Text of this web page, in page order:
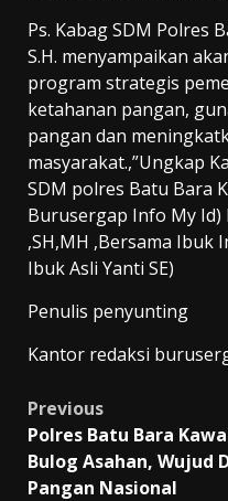
Ps. Kabag SDM Polres
S.H. menyampaikan
program strategis
ketahanan pangan,
pangan dan
masyarakat.,”Ungkap
SDM polres Batu Bara
Burusergap Info My Id)
,SH,MH ,Bersama Ibuk
Ibuk Asli Yanti SE)
Penulis penyunting
Kantor redaksi
Post
navigation
Previous
Polres Batu Bara
Bulog Asahan, Wujud
Pangan Nasional